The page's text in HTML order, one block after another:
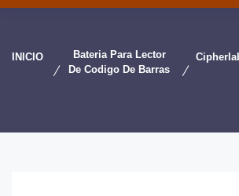
INICIO
Bateria Para Lector
De Codigo De Barras